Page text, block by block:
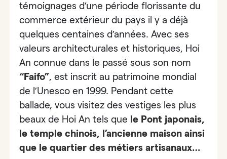
témoignages d’une période florissante du
commerce extérieur du pays il y a déjà
quelques centaines d’années. Avec ses
valeurs architecturales et historiques, Hoi
An connue dans le passé sous son nom
“Faifo”, est inscrit au patrimoine mondial
de l’Unesco en 1999. Pendant cette
ballade, vous visitez des vestiges les plus
beaux de Hoi An tels que le Pont japonais,
le temple chinois, l’ancienne maison ainsi
que le quartier des métiers artisanaux…